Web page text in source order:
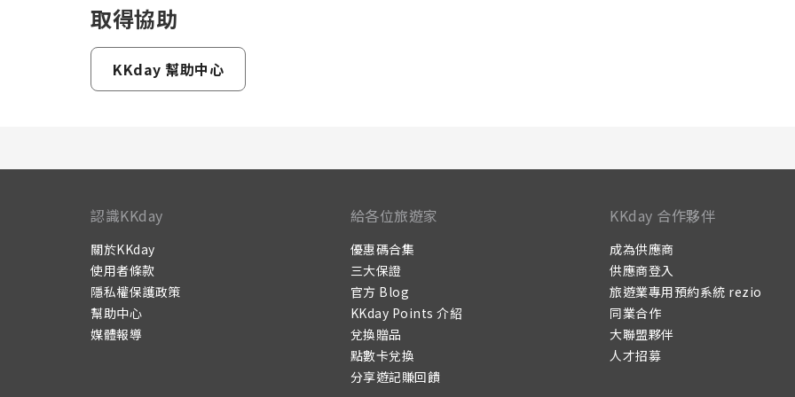
取得協助
KKday 幫助中心
認識KKday
關於KKday
使用者條款
隱私權保護政策
幫助中心
媒體報導
給各位旅遊家
優惠碼合集
三大保證
官方 Blog
KKday Points 介紹
兌換贈品
點數卡兌換
分享遊記賺回饋
KKday 合作夥伴
成為供應商
供應商登入
旅遊業專用預約系統 rezio
同業合作
大聯盟夥伴
人才招募